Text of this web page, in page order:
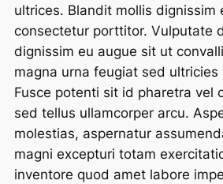
ultrices. Blandit mollis dignissim
consectetur porttitor. Vulputate
dignissim eu augue sit ut
magna urna feugiat sed ultricies
Fusce potenti sit id pharetra vel
sed tellus ullamcorper arcu.
molestias, aspernatur
magni excepturi totam
inventore quod amet labore